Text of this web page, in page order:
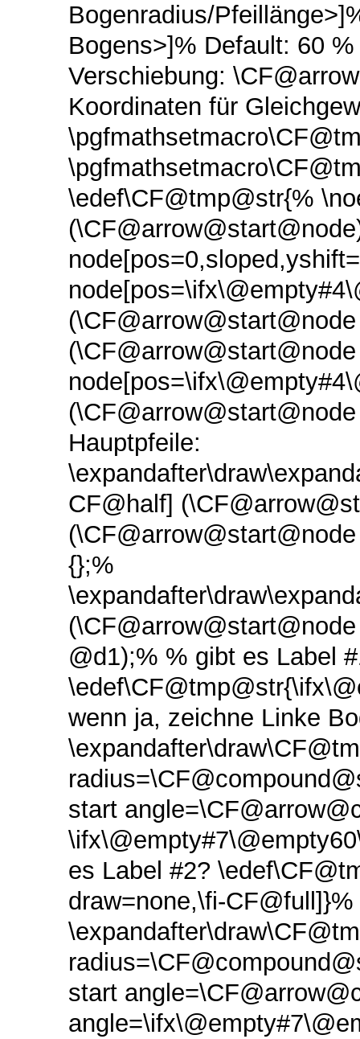
Bogenradius/
Bogens>]% Default: 60
Verschiebung:
Koordinaten für
\edef\CF@tmp@str{%
Hauptpfeile:
CF@half]
{};%
@d1);% % gibt es Label
wenn ja, zeichne Linke
start
es Label #2?
draw=none,\fi-
start